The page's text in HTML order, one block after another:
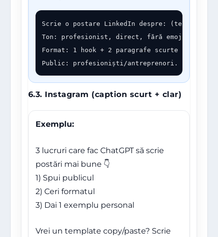
Scrie o postare LinkedIn despre: (tema).
Ton: profesionist, direct, fără emoji sau cu
Format: 1 hook + 2 paragrafe scurte + 4
Public: profesioniști/antreprenori.
6.3. Instagram (caption scurt + clar)
Exemplu:
3 lucruri care fac ChatGPT să scrie
postări mai bune 👇
1) Spui publicul
2) Ceri formatul
3) Dai 1 exemplu personal
Vrei un template copy/paste? Scrie